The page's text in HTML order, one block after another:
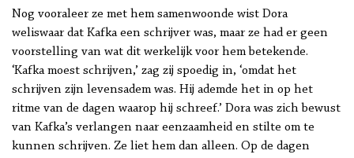
Nog vooraleer ze met hem samenwoonde wist Dora
weliswaar dat Kafka een schrijver was, maar ze had er geen
voorstelling van wat dit werkelijk voor hem betekende.
‘Kafka moest schrijven,’ zag zij spoedig in, ‘omdat het
schrijven zijn levensadem was. Hij ademde het in op het
ritme van de dagen waarop hij schreef.’ Dora was zich bewust
van Kafka’s verlangen naar eenzaamheid en stilte om te
kunnen schrijven. Ze liet hem dan alleen. Op de dagen